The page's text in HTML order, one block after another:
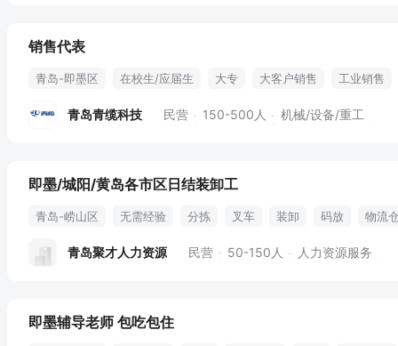
销售代表
青岛-即墨区 在校生/应届生 大专 大客户销售
工业销售
青岛青缆科技 民营 150-500人 机械/设备/重工
即墨/城阳/黄岛各市区日结装卸工
青岛-崂山区 无需经验 分拣 叉车 装卸 码放
物流
青岛聚才人力资源 民营 50-150人 人力资源服务
即墨辅导老师 包吃包住